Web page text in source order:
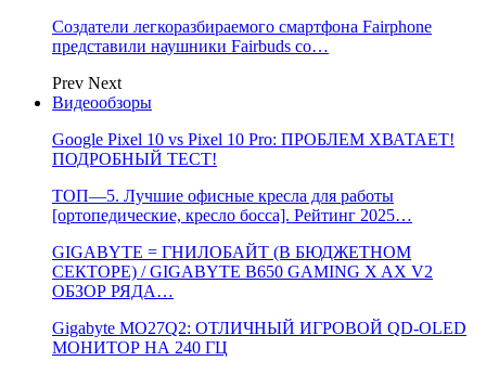
Создатели легкоразбираемого смартфона Fairphone
представили наушники Fairbuds со…
Prev Next
Видеообзоры
Google Pixel 10 vs Pixel 10 Pro: ПРОБЛЕМ ХВАТАЕТ!
ПОДРОБНЫЙ ТЕСТ!
ТОП—5. Лучшие офисные кресла для работы
[ортопедические, кресло босса]. Рейтинг 2025…
GIGABYTE = ГНИЛОБАЙТ (В БЮДЖЕТНОМ
СЕКТОРЕ) / GIGABYTE B650 GAMING X AX V2
ОБЗОР РЯДА…
Gigabyte MO27Q2: ОТЛИЧНЫЙ ИГРОВОЙ QD-OLED
МОНИТОР НА 240 ГЦ